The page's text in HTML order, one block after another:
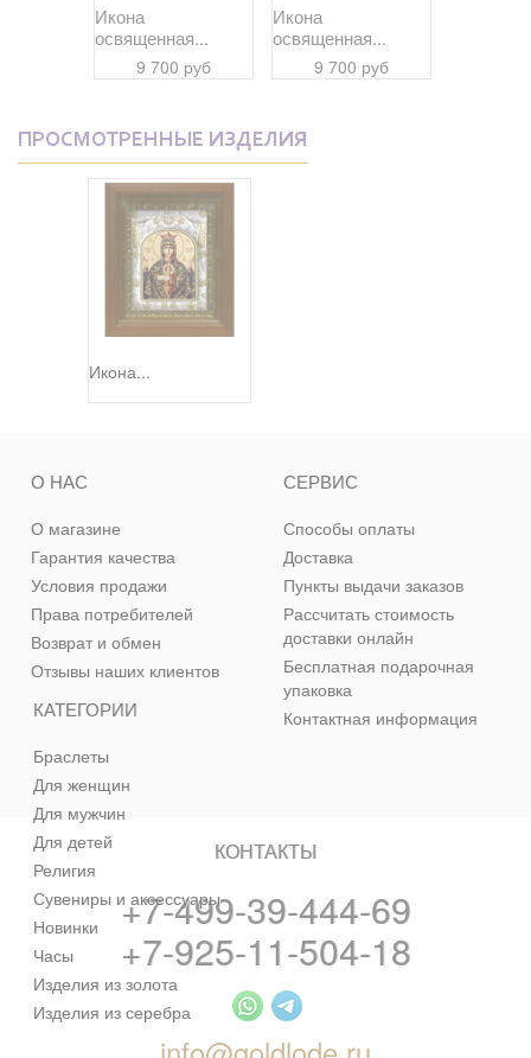
Икона
освященная...
9 700 руб
Икона
освященная...
9 700 руб
ПРОСМОТРЕННЫЕ ИЗДЕЛИЯ
Икона...
КАТЕГОРИИ
Браслеты
Для женщин
Для мужчин
Для детей
Религия
Сувениры и аксессуары
Новинки
Часы
Изделия из золота
Изделия из серебра
О НАС
О магазине
Гарантия качества
Условия продажи
Права потребителей
Возврат и обмен
Отзывы наших клиентов
СЕРВИС
Способы оплаты
Доставка
Пункты выдачи заказов
Рассчитать стоимость
доставки онлайн
Бесплатная подарочная
упаковка
Контактная информация
КОНТАКТЫ
+7-499-39-444-69
+7-925-11-504-18